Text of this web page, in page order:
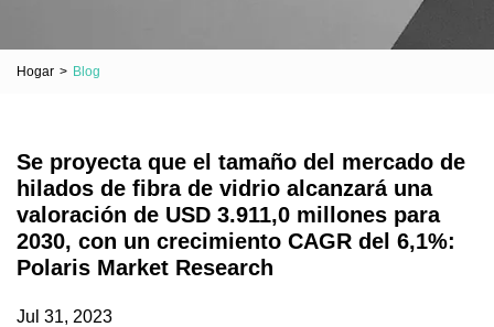
Hogar > Blog
Se proyecta que el tamaño del mercado de
hilados de fibra de vidrio alcanzará una
valoración de USD 3.911,0 millones para
2030, con un crecimiento CAGR del 6,1%:
Polaris Market Research
Jul 31, 2023